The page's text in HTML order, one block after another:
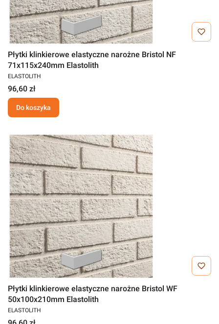
Płytki klinkierowe elastyczne narożne Bristol NF
71x115x240mm Elastolith
ELASTOLITH
96,60 zł
Do koszyka
Płytki klinkierowe elastyczne narożne Bristol WF
50x100x210mm Elastolith
ELASTOLITH